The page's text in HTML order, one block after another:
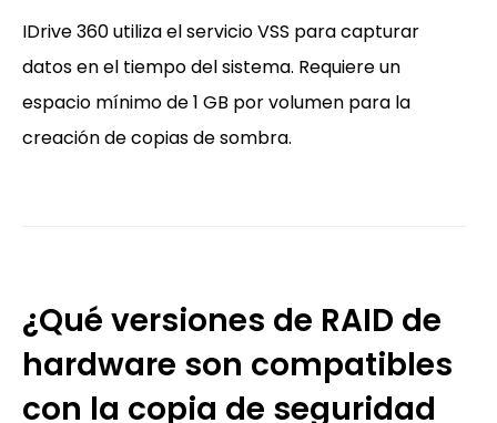
IDrive 360 utiliza el servicio VSS para capturar
datos en el tiempo del sistema. Requiere un
espacio mínimo de 1 GB por volumen para la
creación de copias de sombra.
¿Qué versiones de RAID de
hardware son compatibles
con la copia de seguridad